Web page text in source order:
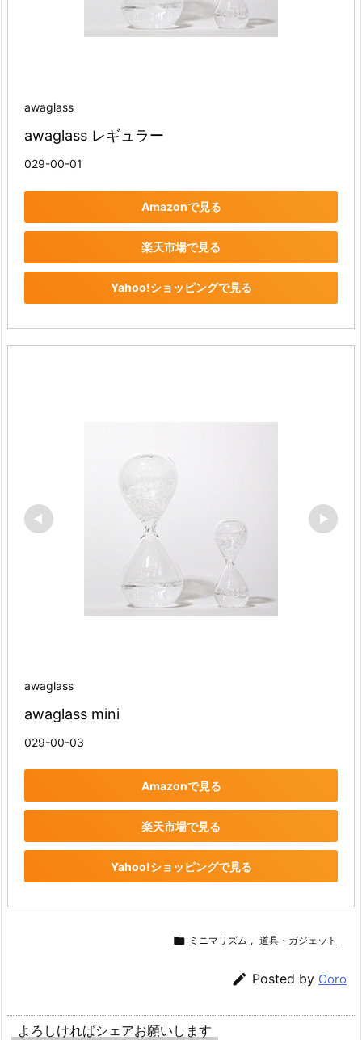
awaglass
awaglass レギュラー
029-00-01
Amazonで見る
楽天市場で見る
Yahoo!ショッピングで見る
awaglass
awaglass mini
029-00-03
Amazonで見る
楽天市場で見る
Yahoo!ショッピングで見る
 ミニマリズム , 道具・ガジェット
 Posted by Coro
よろしければシェアお願いします